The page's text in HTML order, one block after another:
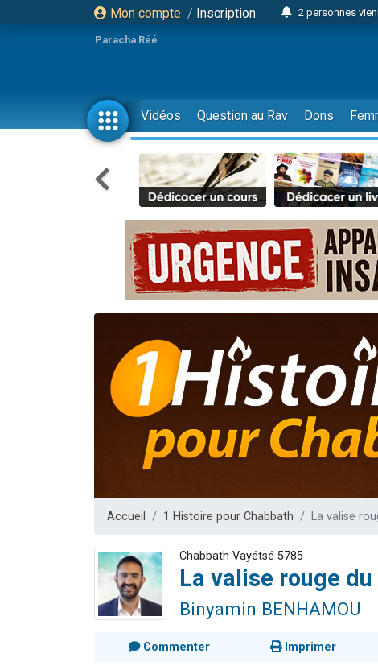
Mon compte / Inscription
2 personnes
2 nouvelles
8
4
Nouvelle
61 personnes
39
Il reste 49
Ariel vient de
Nathaniel vient
6 personnes
2 personnes
10 personnes
Il reste 49
Dovan vient de
2 personnes
2 personnes
Malgorzata
3 personnes
Paracha Réé
Vidéos Question au Rav Dons
Accueil 1 Histoire pour Chabbath La valise
Chabbath Vayétsé 5785
La valise rouge
Binyamin BENHAMOU
Commenter Imprimer